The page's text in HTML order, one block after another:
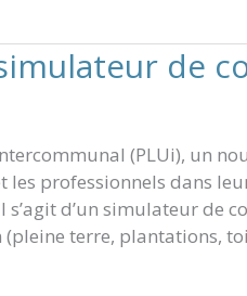
de
(PLUi), un
professionnels dans
s’agit d’un simulateur de
terre, plantations,